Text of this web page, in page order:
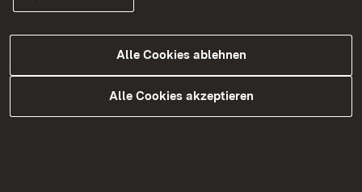
durchgängig befahrbar und wird im Bereich der
Baustelle temporär eingeengt. Der Parkplatz am
Lotharpfad muss für die Bauarbeiten teilweise
gesperrt werden, es bleiben jedoch zu jeder
Bauphase rund die Hälfte der Parkplätze für
Besucherinnen und Besucher erhalten. Auch die
Alle Cookies ablehnen
Alle Cookies akzeptieren